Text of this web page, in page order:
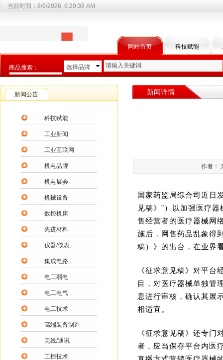
网站首页 科技赋能
当前时间： 8/6/2026, 6:29:39 AM
商品搜索：
选择商品分类
选择品牌
作者：
国家药监局综合司近日
见稿》”）以加强医疗
售经营者的医疗器械网
施后，网售药品乱象得
稿）》的出台，在业界
《征求意见稿》对平
目，对医疗器械单独管
息进行审核，确认其展
相适宜。
《征求意见稿》还专
者，应当保存平台内医
新闻公告
科技赋能
工业新闻
工业互联网
机电品牌
机电展会
机械设备
数控机床
先进材料
仪器/仪表
集成电路
电工弱电
电工电气
电工技术
高端装备制造
无线/通讯
工控技术
新闻详情